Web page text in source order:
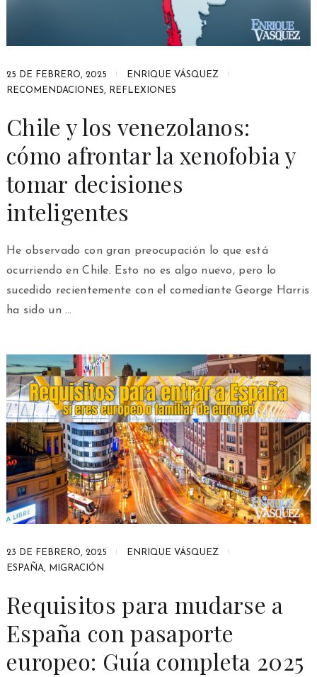
25 DE FEBRERO, 2025
ENRIQUE VÁSQUEZ
RECOMENDACIONES, REFLEXIONES
Chile y los venezolanos:
cómo afrontar la xenofobia y
tomar decisiones
inteligentes
He observado con gran preocupación lo que está
ocurriendo en Chile. Esto no es algo nuevo, pero lo
sucedido recientemente con el comediante George Harris
ha sido un …
23 DE FEBRERO, 2025
ENRIQUE VÁSQUEZ
ESPAÑA, MIGRACIÓN
Requisitos para mudarse a
España con pasaporte
europeo: Guía completa 2025